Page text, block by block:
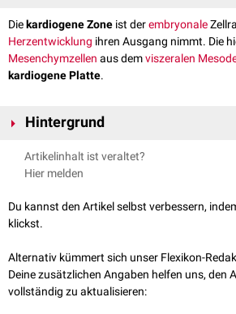
Diekardiogene Zone ist derembryonale
Herzentwicklung ihren Ausgang nimmt. Die
Mesenchymzellen aus demviszeralen
kardiogene Platte.
Hintergrund
Die kardiogene Zone befindet sich in der
Prächordalplatte
embryonalen Platte und dem
Entoderm bilden
denen sich das
Artikelinhalt ist veraltet?
Hier melden
Du kannst den Artikel selbst verbessern,
klickst.
Alternativ kümmert sich unser Flexikon-
Deine zusätzlichen Angaben helfen uns, den
vollständig zu aktualisieren: